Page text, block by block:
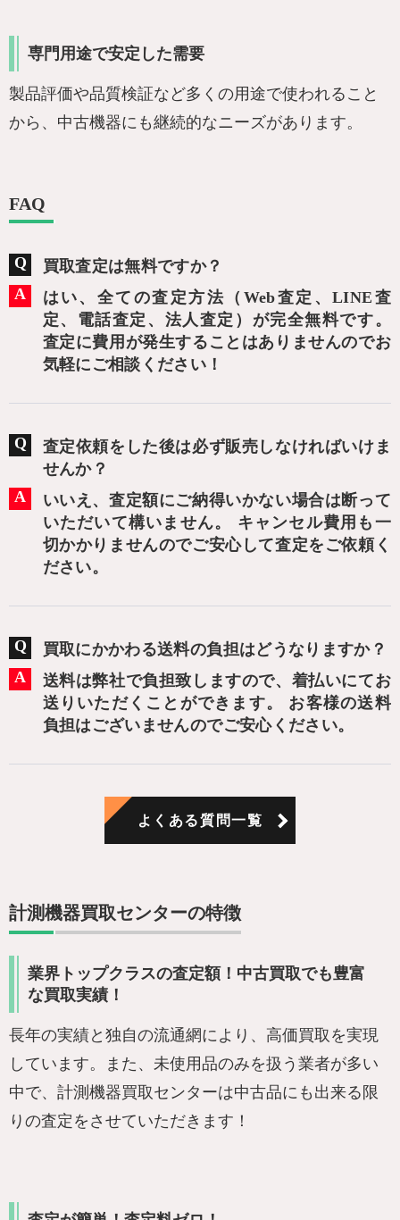
専門用途で安定した需要
製品評価や品質検証など多くの用途で使われること
から、中古機器にも継続的なニーズがあります。
FAQ
買取査定は無料ですか？
はい、全ての査定方法（Web査定、LINE査
定、電話査定、法人査定）が完全無料です。
査定に費用が発生することはありませんのでお
気軽にご相談ください！
査定依頼をした後は必ず販売しなければいけま
せんか？
いいえ、査定額にご納得いかない場合は断って
いただいて構いません。 キャンセル費用も一
切かかりませんのでご安心して査定をご依頼く
ださい。
買取にかかわる送料の負担はどうなりますか？
送料は弊社で負担致しますので、着払いにてお
送りいただくことができます。 お客様の送料
負担はございませんのでご安心ください。
よくある質問一覧
計測機器買取センターの特徴
業界トップクラスの査定額！中古買取でも豊富
な買取実績！
長年の実績と独自の流通網により、高価買取を実現
しています。また、未使用品のみを扱う業者が多い
中で、計測機器買取センターは中古品にも出来る限
りの査定をさせていただきます！